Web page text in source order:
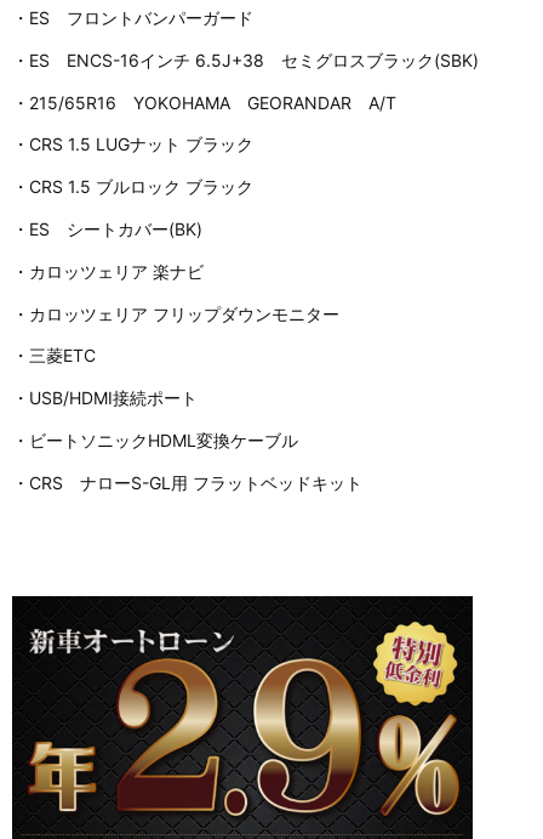
・ES フロントバンパーガード
・ES ENCS-16インチ 6.5J+38 セミグロスブラック(SBK)
・215/65R16 YOKOHAMA GEORANDAR A/T
・CRS 1.5 LUGナット ブラック
・CRS 1.5 ブルロック ブラック
・ES シートカバー(BK)
・カロッツェリア 楽ナビ
・カロッツェリア フリップダウンモニター
・三菱ETC
・USB/HDMI接続ポート
・ビートソニックHDML変換ケーブル
・CRS ナローS-GL用 フラットベッドキット